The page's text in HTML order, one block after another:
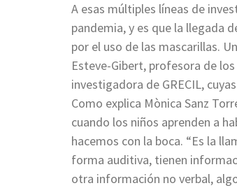
A esas múltiples líneas de
pandemia, y es que la llegada
por el uso de las mascarillas.
Esteve-Gibert, profesora de
investigadora de GRECIL,
Como explica Mònica Sanz
cuando los niños aprenden a
hacemos con la boca. “Es la
forma auditiva, tienen
otra información no verbal,